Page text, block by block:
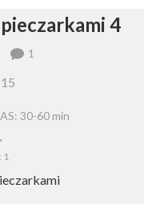
4
1
30-60 min
1